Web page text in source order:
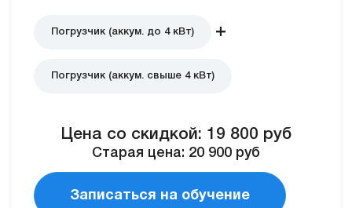
Погрузчик (аккум. до 4 кВт)
Погрузчик (аккум. свыше 4 кВт)
Цена со скидкой: 19 800 руб
Старая цена: 20 900 руб
Записаться на обучение